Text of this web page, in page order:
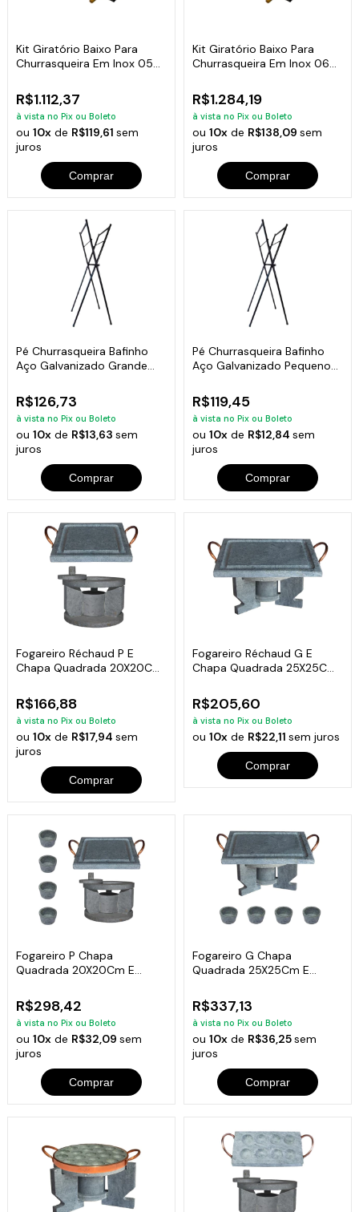
Kit Giratório Baixo Para
Churrasqueira Em Inox 05
R$1.112,37
à vista no Pix ou Boleto
ou10x de R$119,61sem
juros
Comprar
Kit Giratório Baixo Para
Churrasqueira Em Inox 06
R$1.284,19
à vista no Pix ou Boleto
ou 10xde R$138,09 sem
juros
Comprar
Pé Churrasqueira Bafinho
Aço Galvanizado Grande
R$126,73
à vista no Pix ou Boleto
ou10x de R$13,63sem
juros
Comprar
Pé Churrasqueira Bafinho
Aço Galvanizado Pequeno
R$119,45
à vista no Pix ou Boleto
ou 10xde R$12,84 sem
juros
Comprar
Fogareiro Réchaud P E
Chapa Quadrada 20X20Cm
R$166,88
à vista no Pix ou Boleto
ou10x de R$17,94sem
juros
Comprar
Fogareiro Réchaud G E
Chapa Quadrada 25X25Cm
R$205,60
à vista no Pix ou Boleto
ou 10xde R$22,11 sem juros
Comprar
Fogareiro P Chapa
Quadrada 20X20Cm E
R$298,42
à vista no Pix ou Boleto
ou10x de R$32,09sem
juros
Comprar
Fogareiro G Chapa
Quadrada 25X25Cm E
R$337,13
à vista no Pix ou Boleto
ou 10xde R$36,25sem
juros
Comprar